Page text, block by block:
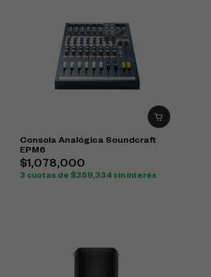
Consola Analógica Soundcraft
EPM6
$1,078,000
3 cuotas de $359,334sin interés